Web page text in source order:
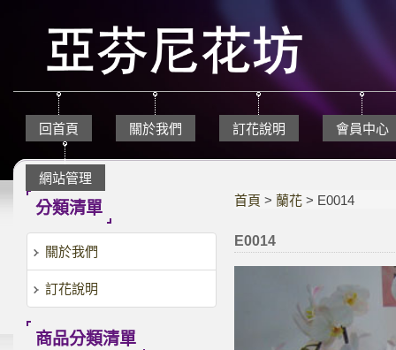
回首頁 關於我們 訂花說明 會員中心
網站管理
分類清單
關於我們
訂花說明
商品分類清單
首頁 > 蘭花 > E0014
E0014